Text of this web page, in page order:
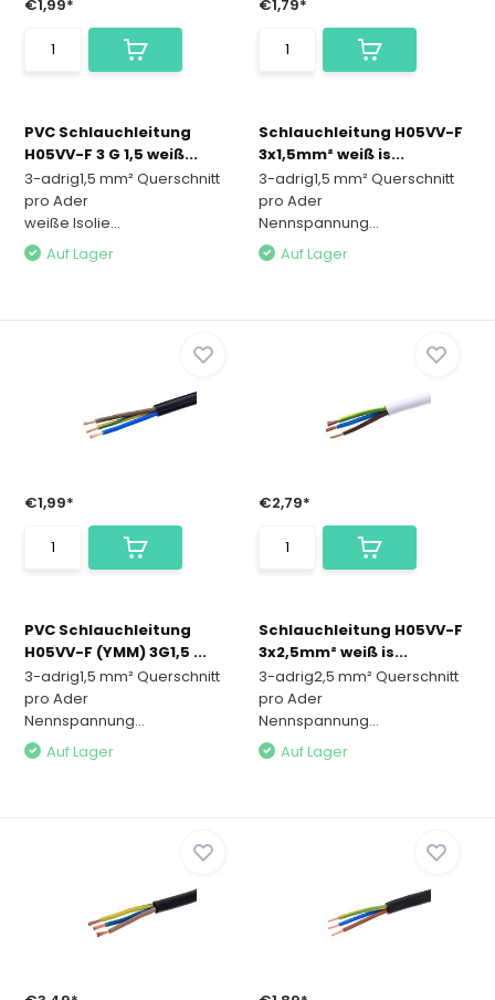
€1,99*
PVC Schlauchleitung
H05VV-F 3 G 1,5 weiß...
3-adrig1,5 mm² Querschnitt
pro Ader
weiße Isolie...
Auf Lager
€1,79*
Schlauchleitung H05VV-F
3x1,5mm² weiß is...
3-adrig1,5 mm² Querschnitt
pro Ader
Nennspannung...
Auf Lager
€1,99*
PVC Schlauchleitung
H05VV-F (YMM) 3G1,5 ...
3-adrig1,5 mm² Querschnitt
pro Ader
Nennspannung...
Auf Lager
€2,79*
Schlauchleitung H05VV-F
3x2,5mm² weiß is...
3-adrig2,5 mm² Querschnitt
pro Ader
Nennspannung...
Auf Lager